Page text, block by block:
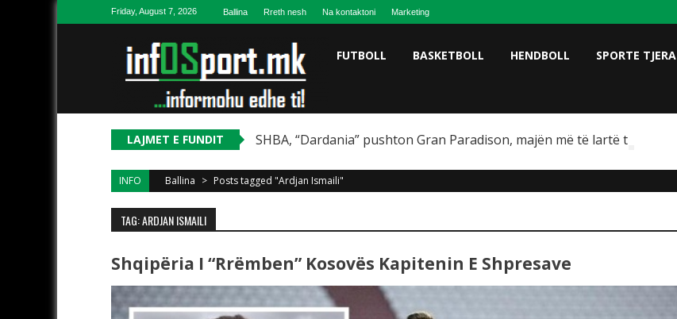
Skip to contentFriday, August 7, 2026 Ballina Rreth nesh Na kontaktoni Marketing
FUTBOLL BASKETBOLL HENDBOLL SPORTE TJERA
LAJMET E FUNDIT SHBA, “Dardania” pushton Gran Paradison, majën më të lartë të Italisë
INFO Ballina > Posts tagged "Ardjan Ismaili"
TAG: ARDJAN ISMAILI
Shqipëria I “rrëmben” Kosovës Kapitenin E Shpresave